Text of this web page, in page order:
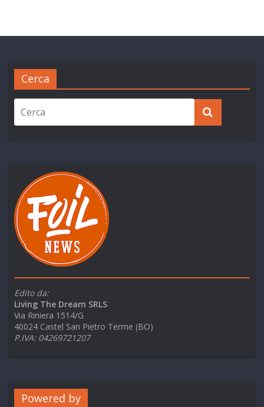
Cerca
Edito da:
Living The Dream SRLS
Via Riniera 1514/G
40024 Castel San Pietro Terme (BO)
P.IVA: 04269721207
Powered by